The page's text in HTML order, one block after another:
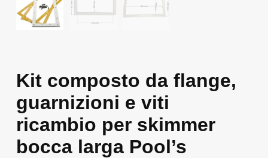
Kit composto da flange,
guarnizioni e viti
ricambio per skimmer
bocca larga Pool’s